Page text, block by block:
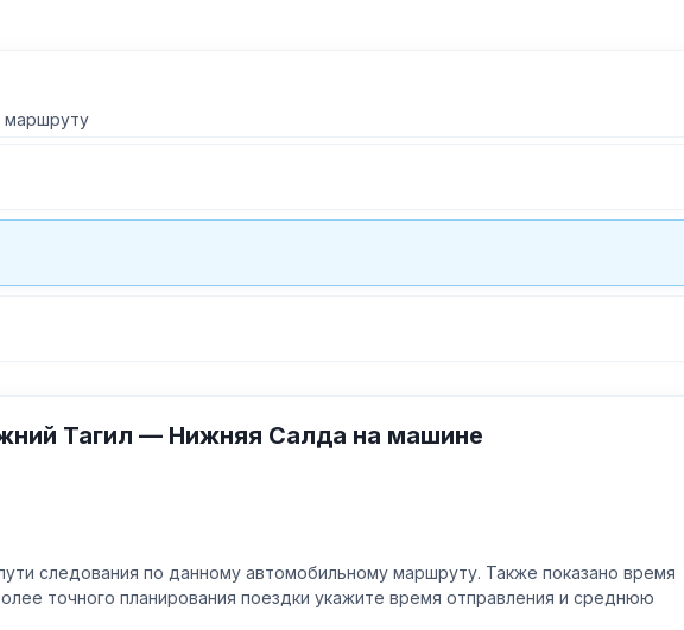
маршруту
Тагил — Нижняя Салда на машине
следования по данному автомобильному маршруту. Также показано время
точного планирования поездки укажите время отправления и среднюю